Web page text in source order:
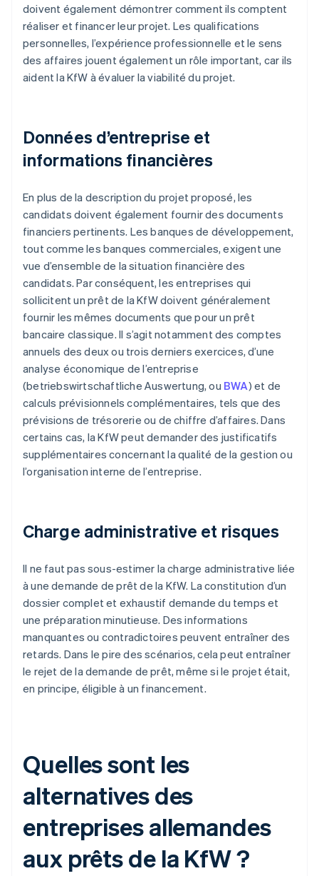
doivent également démontrer comment ils comptent
réaliser et financer leur projet. Les qualifications
personnelles, l’expérience professionnelle et le sens
des affaires jouent également un rôle important, car ils
aident la KfW à évaluer la viabilité du projet.
Données d’entreprise et
informations financières
En plus de la description du projet proposé, les
candidats doivent également fournir des documents
financiers pertinents. Les banques de développement,
tout comme les banques commerciales, exigent une
vue d’ensemble de la situation financière des
candidats. Par conséquent, les entreprises qui
sollicitent un prêt de la KfW doivent généralement
fournir les mêmes documents que pour un prêt
bancaire classique. Il s’agit notamment des comptes
annuels des deux ou trois derniers exercices, d’une
analyse économique de l’entreprise
(betriebswirtschaftliche Auswertung, ou BWA) et de
calculs prévisionnels complémentaires, tels que des
prévisions de trésorerie ou de chiffre d’affaires. Dans
certains cas, la KfW peut demander des justificatifs
supplémentaires concernant la qualité de la gestion ou
l’organisation interne de l’entreprise.
Charge administrative et risques
Il ne faut pas sous-estimer la charge administrative liée
à une demande de prêt de la KfW. La constitution d’un
dossier complet et exhaustif demande du temps et
une préparation minutieuse. Des informations
manquantes ou contradictoires peuvent entraîner des
retards. Dans le pire des scénarios, cela peut entraîner
le rejet de la demande de prêt, même si le projet était,
en principe, éligible à un financement.
Quelles sont les
alternatives des
entreprises allemandes
aux prêts de la KfW ?